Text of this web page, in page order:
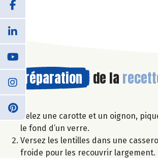
Préparation de la
Pelez une carotte et un oignon,
le fond d’un verre.
Versez les lentilles dans une
froide pour les recouvrir largement.